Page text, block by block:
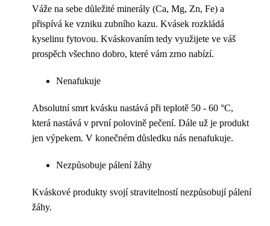
Váže na sebe důležité minerály (Ca, Mg, Zn, Fe) a
přispívá ke vzniku zubního kazu. Kvásek rozkládá
kyselinu fytovou. Kváskovaním tedy využijete ve váš
prospěch všechno dobro, které vám zrno nabízí.
Nenafukuje
Absolutní smrt kvásku nastává při teplotě 50 - 60 °C,
která nastává v první polovině pečení. Dále už je produkt
jen výpekem. V konečném důsledku nás nenafukuje.
Nezpůsobuje pálení žáhy
Kváskové produkty svojí stravitelností nezpůsobují pálení
žáhy.